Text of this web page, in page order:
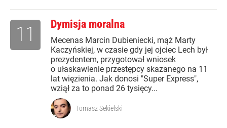
Dymisja moralna
Mecenas Marcin Dubieniecki, mąż Marty
Kaczyńskiej, w czasie gdy jej ojciec Lech był
prezydentem, przygotował wniosek
o ułaskawienie przestępcy skazanego na 11
lat więzienia. Jak donosi "Super Express",
wziął za to ponad 26 tysięcy...
11
Tomasz Sekielski